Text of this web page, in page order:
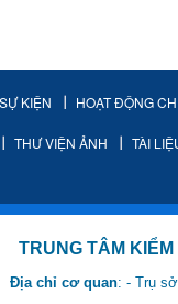
KIỆN HOẠT ĐỘNG
THƯ VIỆN ẢNH TÀI
KIỂM SOÁT
Địa chỉ cơ quan: - Trụ